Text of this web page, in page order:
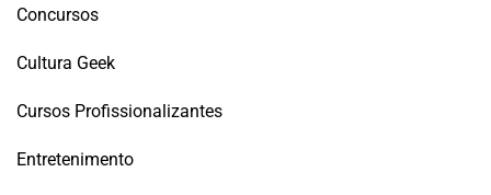
Concursos
Cultura Geek
Cursos Profissionalizantes
Entretenimento